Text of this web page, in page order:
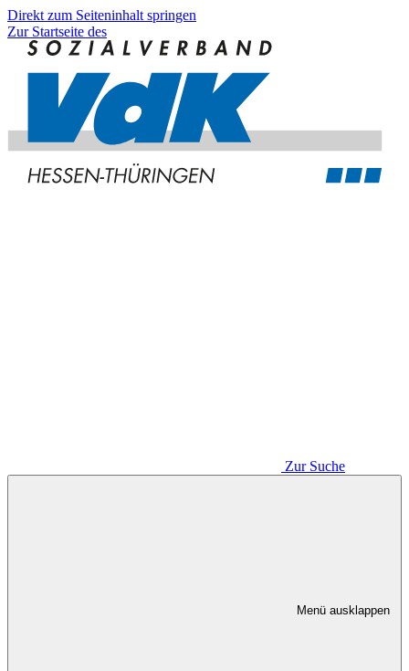
Direkt zum Seiteninhalt springen
Zur Startseite des
Zur Suche
Menü ausklappen